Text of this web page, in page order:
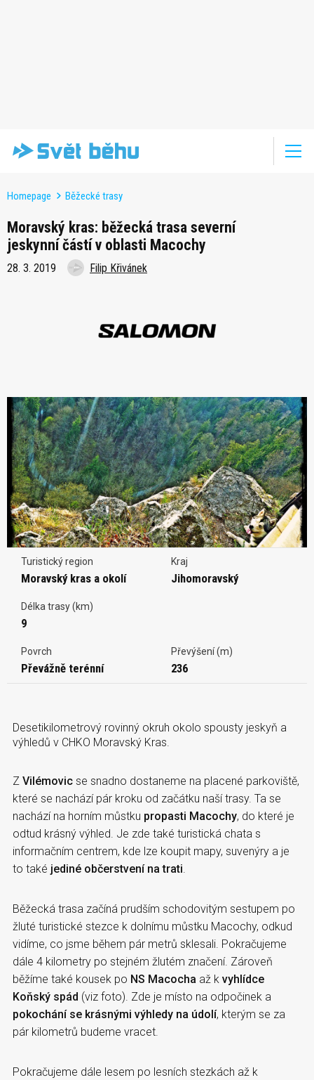
Homepage Běžecké trasy
Moravský kras: běžecká trasa severní
jeskynní částí v oblasti Macochy
28. 3. 2019 Filip Křivánek
Turistický region
Moravský kras a okolí
Kraj
Jihomoravský
Délka trasy (km)
9
Povrch
Převážně terénní
Převýšení (m)
236
Desetikilometrový rovinný okruh okolo spousty jeskyň a
výhledů v CHKO Moravský Kras.
Z Vilémovic se snadno dostaneme na placené parkoviště,
které se nachází pár kroku od začátku naší trasy. Ta se
nachází na horním můstku propasti Macochy, do které je
odtud krásný výhled. Je zde také turistická chata s
informačním centrem, kde lze koupit mapy, suvenýry a je
to také jediné občerstvení na trati.
Běžecká trasa začíná prudším schodovitým sestupem po
žluté turistické stezce k dolnímu můstku Macochy, odkud
vidíme, co jsme během pár metrů sklesali. Pokračujeme
dále 4 kilometry po stejném žlutém značení. Zároveň
běžíme také kousek po NS Macocha až k vyhlídce
Koňský spád (viz foto). Zde je místo na odpočinek a
pokochání se krásnými výhledy na údolí, kterým se za
pár kilometrů budeme vracet.
Pokračujeme dále lesem po lesních stezkách až k